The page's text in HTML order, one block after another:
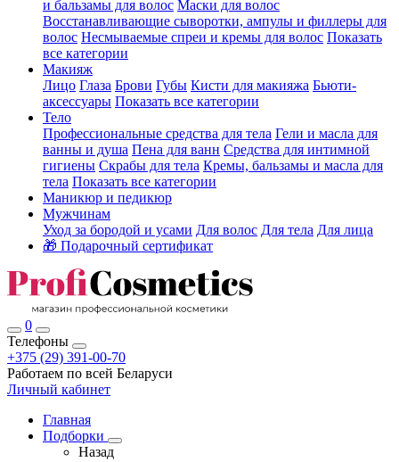
и бальзамы для волос Маски для волос
Восстанавливающие сыворотки, ампулы и филлеры для
волос Несмываемые спреи и кремы для волос Показать
все категории
Макияж
Лицо Глаза Брови Губы Кисти для макияжа Бьюти-
аксессуары Показать все категории
Тело
Профессиональные средства для тела Гели и масла для
ванны и душа Пена для ванн Средства для интимной
гигиены Скрабы для тела Кремы, бальзамы и масла для
тела Показать все категории
Маникюр и педикюр
Мужчинам
Уход за бородой и усами Для волос Для тела Для лица
🎁 Подарочный сертификат
0
Телефоны
+375 (29) 391-00-70
Работаем по всей Беларуси
Личный кабинет
Главная
Подборки
Назад